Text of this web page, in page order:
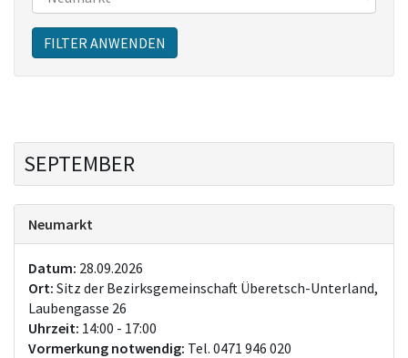
FILTER ANWENDEN
SEPTEMBER
Neumarkt
Datum: 28.09.2026
Ort: Sitz der Bezirksgemeinschaft Überetsch-Unterland,
Laubengasse 26
Uhrzeit: 14:00 - 17:00
Vormerkung notwendig: Tel. 0471 946 020